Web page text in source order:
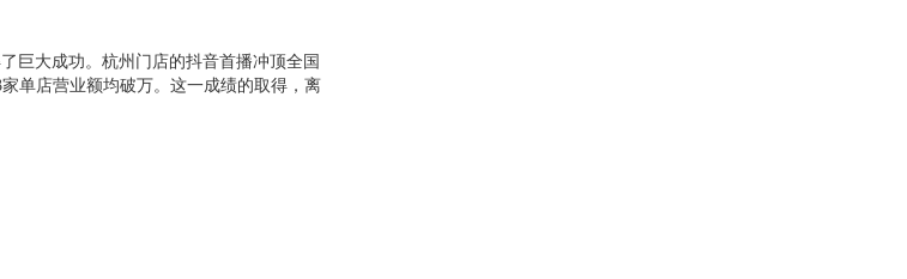
巨大成功。杭州门店的抖音首播冲顶全国
单店营业额均破万。这一成绩的取得，离